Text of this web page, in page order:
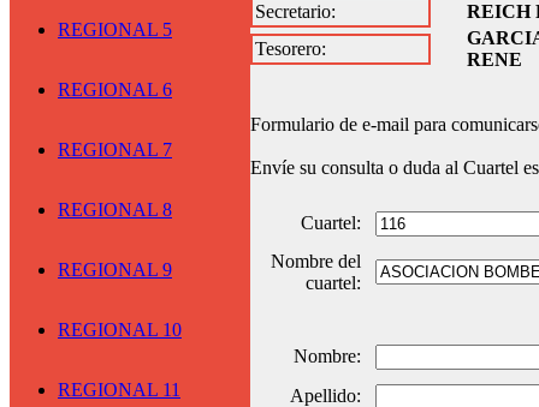
REGIONAL 5
REGIONAL 6
REGIONAL 7
REGIONAL 8
REGIONAL 9
REGIONAL 10
REGIONAL 11
Secretario:
REICH
Tesorero:
RENE
Formulario de e-mail para
Envíe su consulta o duda al Cuartel
Cuartel:
Nombre del
cuartel:
Nombre:
Apellido: